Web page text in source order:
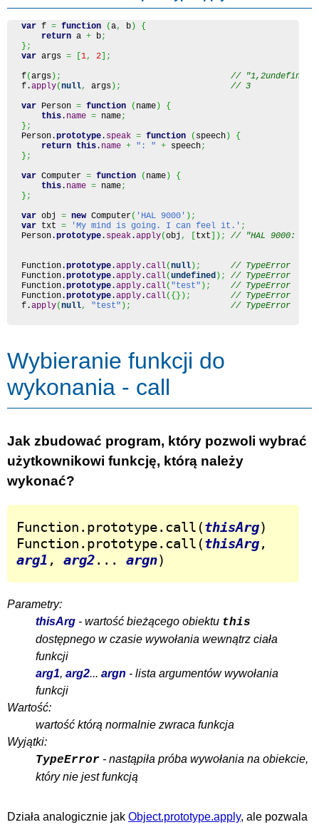
var f = function (a, b )
{
return a + b;
} ;
var args = 1, 2
;
f(args ) ;
// "1,2undefined"
f.apply(null, args ) ;
// 3
var Person = function ( name )
{
this . name = name;
} ;
Person.prototype . speak = function ( speech )
{
return this . name + ": " + speech;
} ;
var Computer = function ( name )
{
this . name = name;
} ;
var obj = new Computer( 'HAL 9000' ) ;
var txt = 'My mind is going. I can feel it.' ;
Person.prototype . speak .apply(obj , txt ) ; // "HAL 9000:
Function .prototype .apply .call(null ) ;
// TypeError
Function .prototype .apply .call(undefined ) ;
// TypeError
Function .prototype .apply .call( "test" ) ;
// TypeError
Function .prototype .apply .call( { } ) ;
// TypeError
f.apply(null, "test" ) ; // TypeError
Wybieranie funkcji do
wykonania - call
Jak zbudować program, który pozwoli wybrać
użytkownikowi funkcję, którą należy
wykonać?
Function.prototype.call(thisArg)
Function.prototype.call(thisArg
arg1 , arg2... argn)
Parametry:
thisArg - wartość bieżącego obiektu this
dostępnego w czasie wywołania wewnątrz ciała
funkcji
arg1, arg2... argn - lista argumentów wywołania
funkcji
Wartość:
wartość którą normalnie zwraca funkcja
Wyjątki:
TypeError - nastąpiła próba wywołania na obiekcie,
który nie jest funkcją
Działa analogicznie jak Object.prototype.apply, ale pozwala